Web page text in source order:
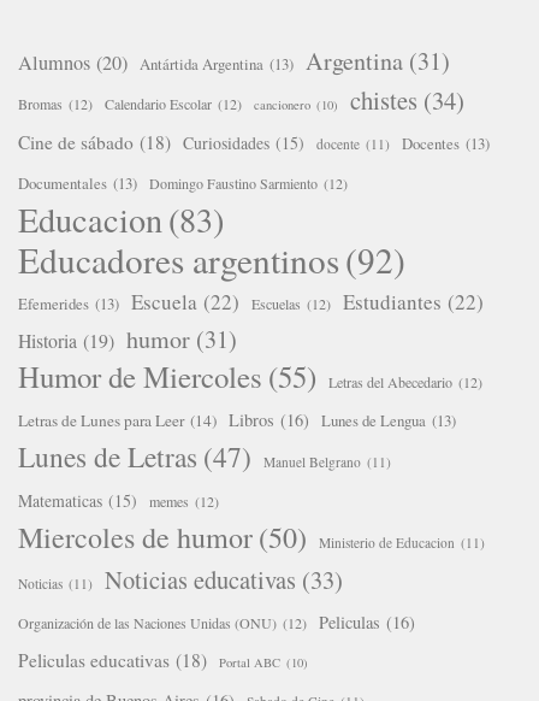
Alumnos (20) Antártida Argentina (13) Argentina (31)
Bromas (12) Calendario Escolar (12) cancionero (10) chistes (34)
Cine de sábado (18) Curiosidades (15) docente (11) Docentes (13)
Documentales (13) Domingo Faustino Sarmiento (12)
Educacion(83)
Educadores argentinos(92)
Efemerides (13) Escuela (22) Escuelas (12) Estudiantes (22)
Historia (19) humor (31)
Humor de Miercoles (55) Letras del Abecedario (12)
Letras de Lunes para Leer (14) Libros (16) Lunes de Lengua (13)
Lunes de Letras (47) Manuel Belgrano (11)
Matematicas (15) memes (12)
Miercoles de humor(50) Ministerio de Educacion (11)
Noticias (11) Noticias educativas (33)
Organización de las Naciones Unidas (ONU) (12) Peliculas (16)
Peliculas educativas (18) Portal ABC (10)